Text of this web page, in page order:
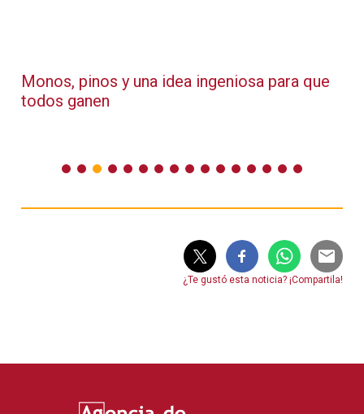
Monos, pinos y una idea ingeniosa para que
todos ganen
¿Te gustó esta noticia? ¡Compartila!